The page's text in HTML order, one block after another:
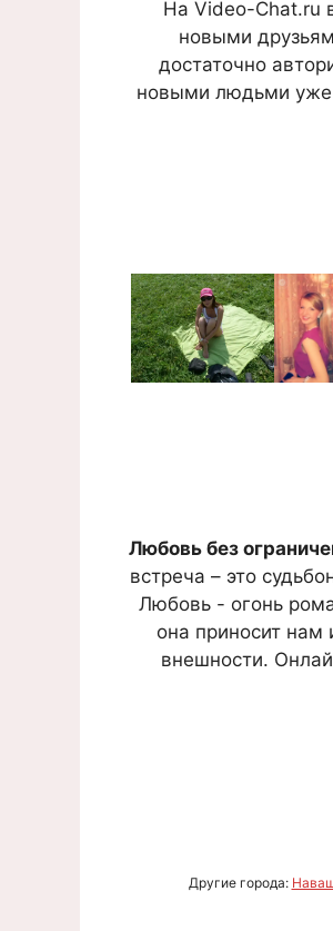
На Video-Chat.ru
новыми
достаточно
новыми людьми уже
Любовь без
встреча – это
Любовь - огонь
она приносит нам
внешности.
Другие города: